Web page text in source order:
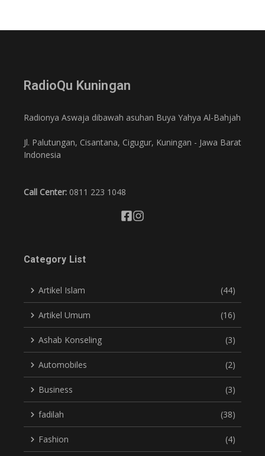
RadioQu Kuningan
Radionya Aswaja dibawah asuhan Buya Yahya Al-Bahjah
Jl. Palutungan, Cisantana, Cigugur, Kuningan - Jawa Barat
Indonesia
Call Center: 0811 223 1048
Category List
Artikel Islam (44)
Artikel Umum (16)
Ashab Konseling (3)
Automobiles (2)
Business (3)
fadilah (38)
Fashion (4)